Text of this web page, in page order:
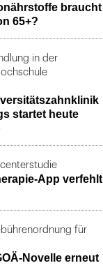
braucht
65+?
in der
startet heute
App verfehlt
für
Novelle erneut